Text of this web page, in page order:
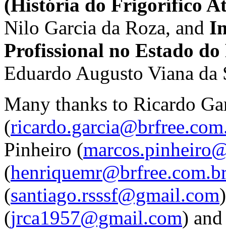
(História do Frigorífico
Nilo Garcia da Roza, and
Profissional no Estado
Eduardo Augusto Viana da
Many thanks to Ricardo
(
Pinheiro (
(
(santiago.rsssf@gmail.com
(jrca1957@gmail.com)